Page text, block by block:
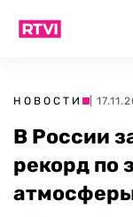
НОВОСТИ |
В России
рекорд по